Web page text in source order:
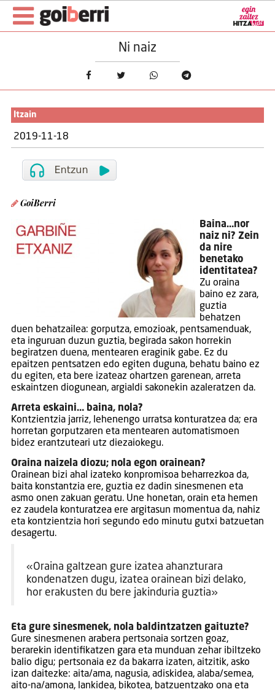
Ni naiz
Itzain
2019-11-18
GoiBerri
Baina…nor
naiz ni? Zein
da nire
benetako
identitatea?
Zu oraina
baino ez zara,
guztia
behatzen
duen behatzailea: gorputza, emozioak, pentsamenduak,
eta inguruan duzun guztia, begirada sakon horrekin
begiratzen duena, mentearen eraginik gabe. Ez du
epaitzen pentsatzen edo egiten duguna, behatu baino ez
du egiten, eta bere izateaz ohartzen garenean, arreta
eskaintzen diogunean, argialdi sakonekin azaleratzen da.
Arreta eskaini… baina, nola?
Kontzientzia jarriz, lehenengo urratsa konturatzea da; era
horretan gorputzaren eta mentearen automatismoen
bidez erantzuteari utz diezaiokegu.
Oraina naizela diozu; nola egon orainean?
Orainean bizi ahal izateko konpromisoa beharrezkoa da,
baita konstantzia ere, guztia ez dadin sinesmenen eta
asmo onen zakuan geratu. Une honetan, orain eta hemen
ez zaudela konturatzea ere argitasun momentua da, nahiz
eta kontzientzia hori segundo edo minutu gutxi batzuetan
desagertu.
«Oraina galtzean gure izatea ahanzturara
kondenatzen dugu, izatea orainean bizi delako,
hor erakusten du bere jakinduria guztia»
Eta gure sinesmenek, nola baldintzatzen gaituzte?
Gure sinesmenen arabera pertsonaia sortzen goaz,
berarekin identifikatzen gara eta munduan zehar ibiltzeko
balio digu; pertsonaia ez da bakarra izaten, aitzitik, asko
izan daitezke: aita/ama, nagusia, adiskidea, alaba/semea,
aito-na/amona, lankidea, bikotea, batzuentzako ona eta